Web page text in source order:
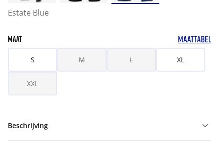
Estate Blue
MAAT MAATTABEL
S M L XL
XXL
Beschrijving